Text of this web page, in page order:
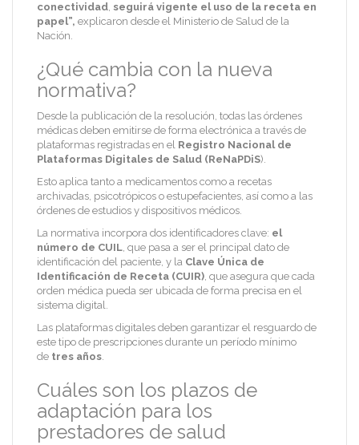
conectividad, seguirá vigente el uso de la receta en
papel”, explicaron desde el Ministerio de Salud de la
Nación.
¿Qué cambia con la nueva
normativa?
Desde la publicación de la resolución, todas las órdenes
médicas deben emitirse de forma electrónica a través de
plataformas registradas en el Registro Nacional de
Plataformas Digitales de Salud (ReNaPDiS).
Esto aplica tanto a medicamentos como a recetas
archivadas, psicotrópicos o estupefacientes, así como a las
órdenes de estudios y dispositivos médicos.
La normativa incorpora dos identificadores clave: el
número de CUIL, que pasa a ser el principal dato de
identificación del paciente, y la Clave Única de
Identificación de Receta (CUIR), que asegura que cada
orden médica pueda ser ubicada de forma precisa en el
sistema digital.
Las plataformas digitales deben garantizar el resguardo de
este tipo de prescripciones durante un período mínimo
de tres años.
Cuáles son los plazos de
adaptación para los
prestadores de salud